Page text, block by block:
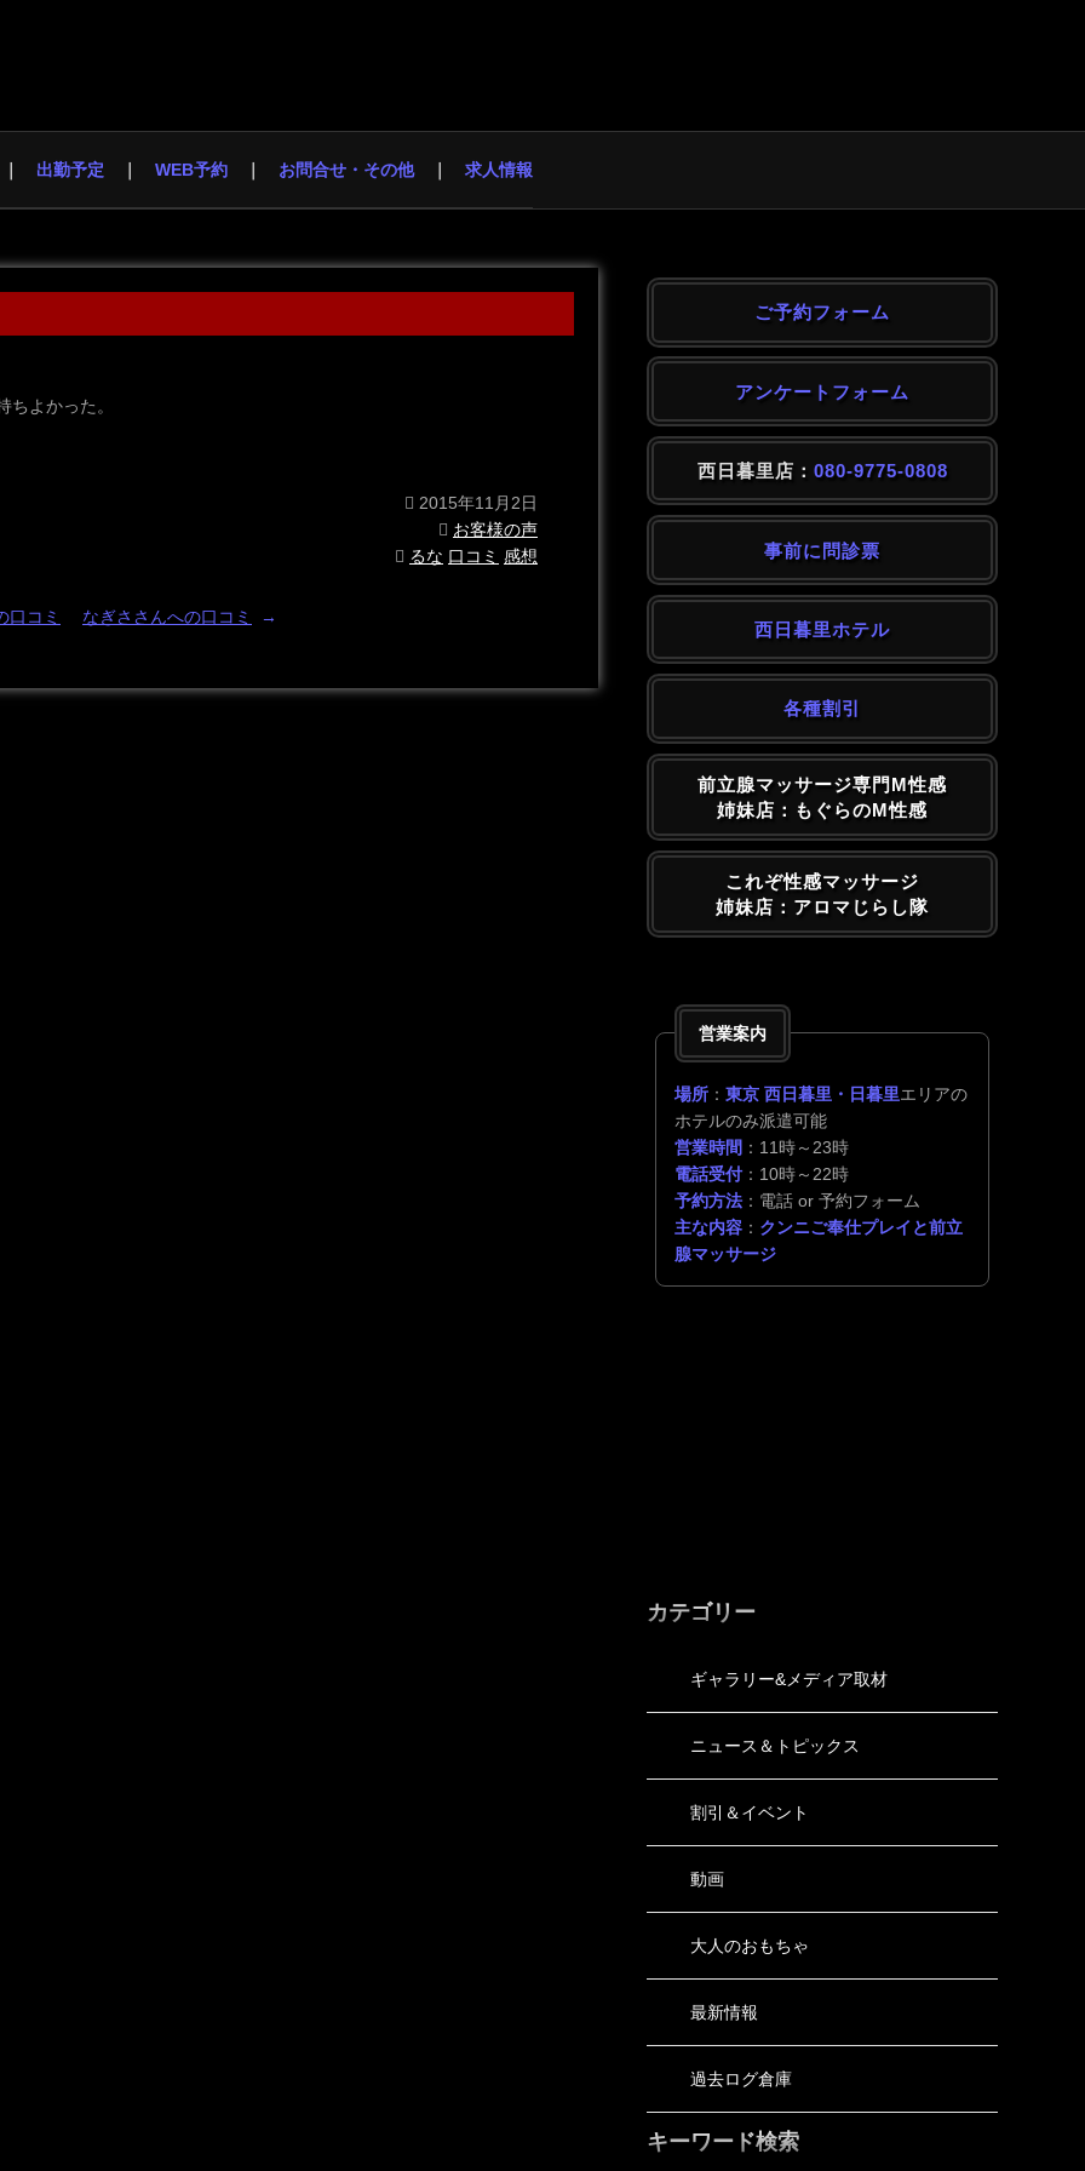
出勤予定 WEB予約 お問合せ・その他 求人情報
よかった。
2015年11月2日
お客様の声
るな 口コミ 感想
口コミ なぎささんへの口コミ →
ご予約フォーム
アンケートフォーム
西日暮里店： 080-9775-0808
事前に問診票
西日暮里ホテル
各種割引
前立腺マッサージ専門M性感
姉妹店：もぐらのM性感
これぞ性感マッサージ
姉妹店：アロマじらし隊
営業案内
場所 ： 東京 西日暮里・日暮里エリアの
ホテルのみ派遣可能
営業時間 ：11時～23時
電話受付：10時～22時
予約方法 ：電話 or 予約フォーム
主な内容 ： クンニご奉仕プレイと前立
腺マッサージ
カテゴリー
ギャラリー&メディア取材
ニュース＆トピックス
割引＆イベント
動画
大人のおもちゃ
最新情報
過去ログ倉庫
キーワード検索